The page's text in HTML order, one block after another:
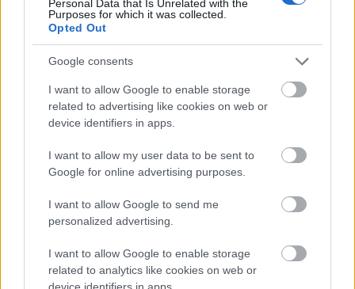
Personal Data that Is Unrelated with the
Purposes for which it was collected.
Opted Out
Google consents
I want to allow Google to enable storage
related to advertising like cookies on web or
device identifiers in apps.
I want to allow my user data to be sent to
Google for online advertising purposes.
I want to allow Google to send me
personalized advertising.
I want to allow Google to enable storage
related to analytics like cookies on web or
device identifiers in apps.
Ikarus és nem mind régi, de azért tényleg sok. A két
évvel korábbi tapolcai Ikarus találkozó ...